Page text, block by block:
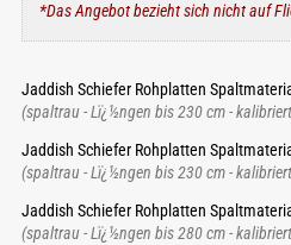
*Das Angebot bezieht sich nicht auf
Jaddish Schiefer Rohplatten
(spaltrau - Lï¿½ngen bis 230 cm -
Jaddish Schiefer Rohplatten
(spaltrau - Lï¿½ngen bis 230 cm -
Jaddish Schiefer Rohplatten
(spaltrau - Lï¿½ngen bis 280 cm -